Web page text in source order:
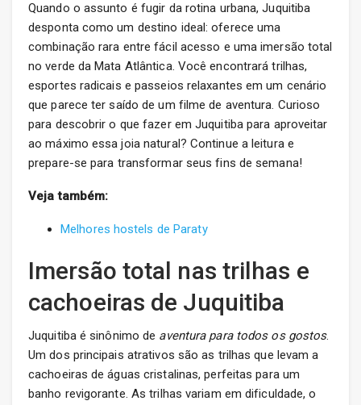
Quando o assunto é fugir da rotina urbana, Juquitiba
desponta como um destino ideal: oferece uma
combinação rara entre fácil acesso e uma imersão total
no verde da Mata Atlântica. Você encontrará trilhas,
esportes radicais e passeios relaxantes em um cenário
que parece ter saído de um filme de aventura. Curioso
para descobrir o que fazer em Juquitiba para aproveitar
ao máximo essa joia natural? Continue a leitura e
prepare-se para transformar seus fins de semana!
Veja também:
Melhores hostels de Paraty
Imersão total nas trilhas e
cachoeiras de Juquitiba
Juquitiba é sinônimo de aventura para todos os gostos.
Um dos principais atrativos são as trilhas que levam a
cachoeiras de águas cristalinas, perfeitas para um
banho revigorante. As trilhas variam em dificuldade, o